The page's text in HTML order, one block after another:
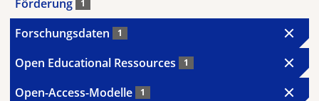
Förderung 1
Forschungsdaten 1
Open Educational Ressources 1
Open-Access-Modelle 1